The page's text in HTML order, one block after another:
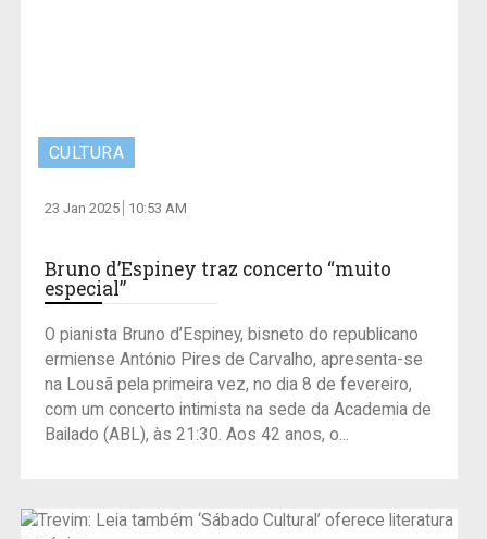
CULTURA
23 Jan 2025 10:53 AM
Bruno d’Espiney traz concerto “muito
especial”
O pianista Bruno d’Espiney, bisneto do republicano
ermiense António Pires de Carvalho, apresenta-se
na Lousã pela primeira vez, no dia 8 de fevereiro,
com um concerto intimista na sede da Academia de
Bailado (ABL), às 21:30. Aos 42 anos, o...